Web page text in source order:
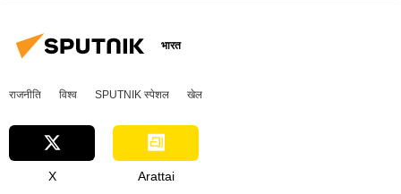
भारत
राजनीति विश्व SPUTNIK स्पेशल खेल
X Arattai